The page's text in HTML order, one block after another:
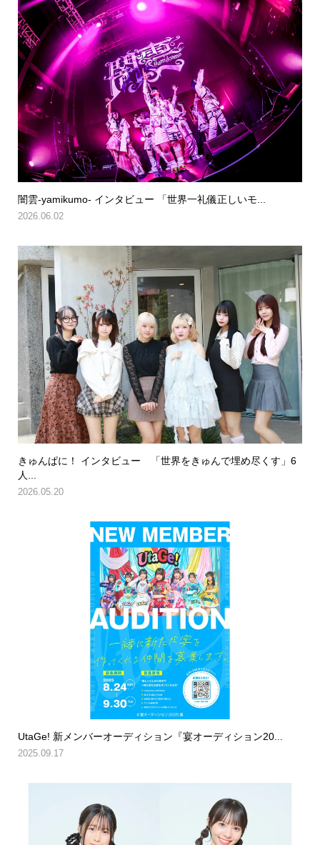
闇雲-yamikumo- インタビュー 「世界一礼儀正しいモ...
2026.06.02
きゅんぱに！ インタビュー 「世界をきゅんで埋め尽くす」6
人...
2026.05.20
UtaGe! 新メンバーオーディション『宴オーディション20...
2025.09.17